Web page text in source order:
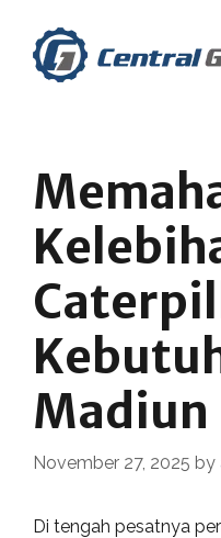
content
Madiun
November 27, 2025 by
Di tengah pesatnya